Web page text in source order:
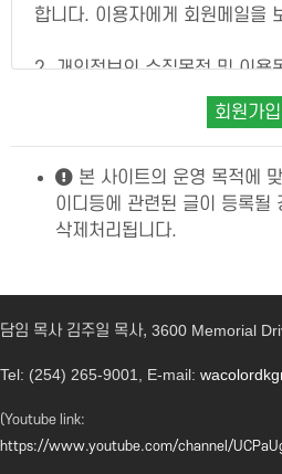
제 3 조 회원가입
양식에 따라 회원정보를 기입하
방법으로 회원가입을 신청합니다.
(2) 본 사이트 는 회원가입을 신
① 회원등록 내용에 허위가 있는
② 사회의 안녕질서 또는 미풍양
청한 경우
대한 승낙을 제한할 수 있고, 그
낙을 유보할 수 있습니다.
② 기술상 장애사유가 있는 경우
③ 기타 본 사이트 가 필요하다고
합니다. 이용자에게 회원메일을
2. 개인정보의 수집목적 및 이용
"개인정보"라 함은 생존하는 개
에 포함되어 있는 성명, 주민등
당해 개인을 식별할 수 있는 정
개인을 식별할 수 없더라도 다른
여 식별할 수 있는 것을 포함)를
대부분의 서비스는 별도의 사용
있습니다.
를 공개하지 않으며, 수집된 정보
있습니다.
첫째, 이용자들이 제공한 개인정
회원가입
본 사이트의 운영 목적에
이디등에 관련된 글이 등록될
삭제처리됩니다.
담임 목사 김주일 목사, 3600 Memorial
Tel: (254) 265-9001, E-mail:
(Youtube link:
https://www.youtube.com/channel/